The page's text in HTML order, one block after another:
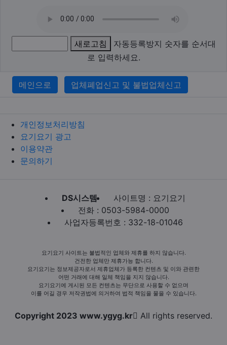
새로고침
자동등록방지 숫자를 순서대
로 입력하세요.
메인으로 업체폐업신고 및 불법업체신고
개인정보처리방침
요기요기 광고
이용약관
문의하기
DS시스템
사이트명 : 요기요기
전화 : 0503-5984-0000
사업자등록번호 : 332-18-01046
요기요기 사이트는 불법적인 업체와 제휴를 하지 않습니다.
건전한 업체만 제휴가능 합니다.
요기요기는 정보제공자로서 제휴업체가 등록한 컨텐츠 및 이와 관련한
어떤 거래에 대해 일체 책임을 지지 않습니다.
요기요기에 게시된 모든 컨텐츠는 무단으로 사용할 수 없으며
이를 어길 경우 저작권법에 의거하여 법적 책임을 물을 수 있습니다.
Copyright 2023 www.ygyg.kr All rights reserved.